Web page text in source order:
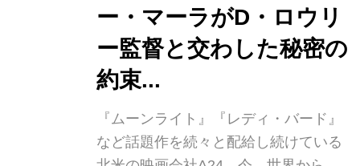
る強盗犯フォレスト・タッカーをロバ
ート・ レッドフォードが演じており、
レッドフォード本人もインタビューで
「脚本を読んだ時に、あまりに面白
ー・マーラがD・ロウリ
ー監督と交わした秘密の
約束...
『ムーンライト』『レディ・バード』
など話題作を続々と配給し続けている